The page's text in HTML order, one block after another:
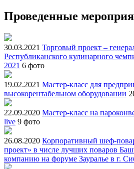
Проведенные
30.03.2021 Торговый проект –
Республиканского кулинарного
2021 6 фото
19.02.2021 Мастер-класс для
высокорентабельном оборудовании
22.09.2020 Мастер-класс на
live 9 фото
26.08.2020 Корпоративный шеф-
проект» в числе лучших поваров
компанию на форуме Зауралье в г.